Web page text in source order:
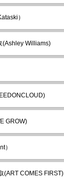
）
(Ashley Williams)
GROW)
）
(ART COMES FIRST)